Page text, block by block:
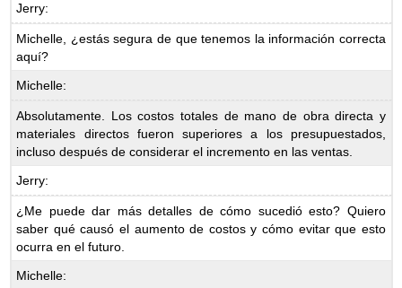
Jerry:
Michelle, ¿estás segura de que tenemos la información correcta
aquí?
Michelle:
Absolutamente. Los costos totales de mano de obra directa y
materiales directos fueron superiores a los presupuestados,
incluso después de considerar el incremento en las ventas.
Jerry:
¿Me puede dar más detalles de cómo sucedió esto? Quiero
saber qué causó el aumento de costos y cómo evitar que esto
ocurra en el futuro.
Michelle: